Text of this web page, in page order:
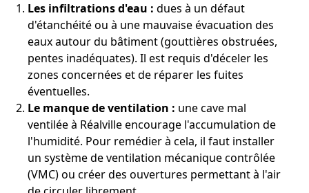
Les infiltrations d'eau : dues à un défaut
d'étanchéité ou à une mauvaise évacuation des
eaux autour du bâtiment (gouttières obstruées,
pentes inadéquates). Il est requis d'déceler les
zones concernées et de réparer les fuites
éventuelles.
Le manque de ventilation : une cave mal
ventilée à Réalville encourage l'accumulation de
l'humidité. Pour remédier à cela, il faut installer
un système de ventilation mécanique contrôlée
(VMC) ou créer des ouvertures permettant à l'air